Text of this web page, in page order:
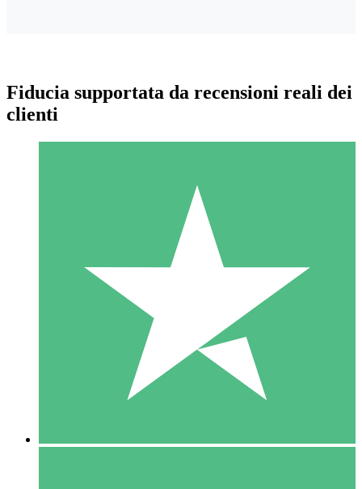
Pacchetti di Crediti Individuali
Paga a consumo con crediti di download. Nessun impegno
1 Download
10
US$1500
Fiducia supportata da recensioni reali dei
clienti